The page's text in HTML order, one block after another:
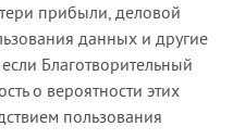
прибыли, деловой
данных и другие
Благотворительный
о вероятности этих
пользования